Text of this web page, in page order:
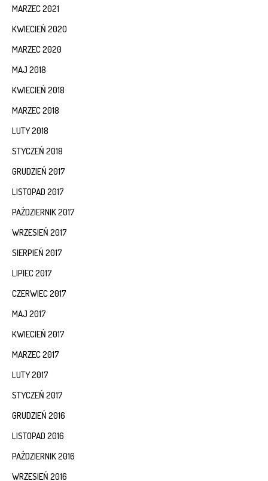
MARZEC 2021
KWIECIEŃ 2020
MARZEC 2020
MAJ 2018
KWIECIEŃ 2018
MARZEC 2018
LUTY 2018
STYCZEŃ 2018
GRUDZIEŃ 2017
LISTOPAD 2017
PAŹDZIERNIK 2017
WRZESIEŃ 2017
SIERPIEŃ 2017
LIPIEC 2017
CZERWIEC 2017
MAJ 2017
KWIECIEŃ 2017
MARZEC 2017
LUTY 2017
STYCZEŃ 2017
GRUDZIEŃ 2016
LISTOPAD 2016
PAŹDZIERNIK 2016
WRZESIEŃ 2016